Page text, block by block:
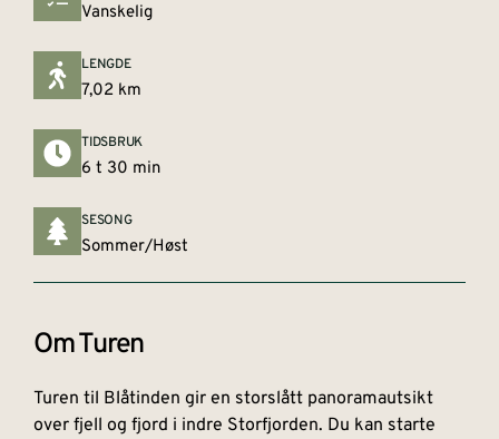
Vanskelig
LENGDE
7,02 km
TIDSBRUK
6 t 30 min
SESONG
Sommer/Høst
Om Turen
Turen til Blåtinden gir en storslått panoramautsikt
over fjell og fjord i indre Storfjorden. Du kan starte